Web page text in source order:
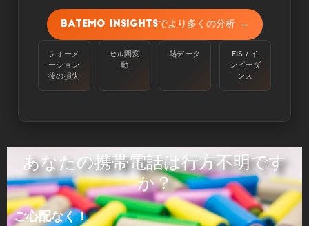
容量は、周囲温度25℃で、100%から定電流
C/10で下限電圧に達するまで放電させて測定す
る。
Òé¿ÒâìÒâ½Òé«Òâ╝:
エネルギーは、周囲温度25℃のセルを100％か
せることで測定される。
ÒâæÒâ»Òâ╝:
ピーク電力はセルが5分間供給できる電力であ
る。
þÅ¥Õ£¿:
Batemo Insightsでより多くの分析 →
フォーメ
ーション
後の損失
セル間変
動
熱データ
EIS / イ
ンピーダ
ンス
あなたの携帯電話は行方不明です
か？
ご心配なく！